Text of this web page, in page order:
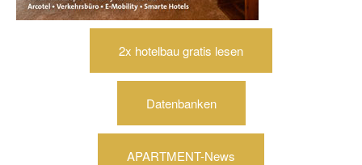
2x hotelbau gratis lesen
Datenbanken
APARTMENT-News